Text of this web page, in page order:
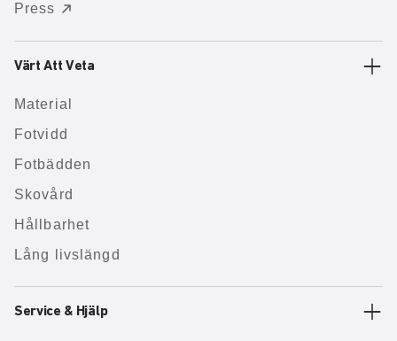
Press
Värt Att Veta
Material
Fotvidd
Fotbädden
Skovård
Hållbarhet
Lång livslängd
Service & Hjälp